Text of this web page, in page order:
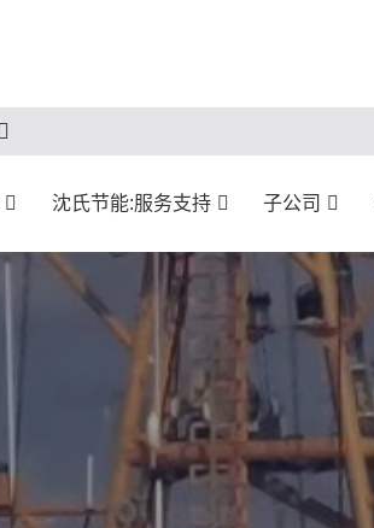
沈氏节能:服务支持 子公司